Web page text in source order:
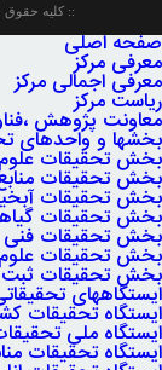
استان
مرکزی
کلیه حقوق
صفحه اصلی
معرفی مرکز
معرفی اجمالی مرکز
ریاست مرکز
معاونت پژوهش
بخشها و واحدهای
بخش تحقیقات علوم
بخش تحقیقات
بخش تحقیقات
بخش تحقیقات
بخش تحقیقات
بخش تحقیقات
بخش تحقیقات ثبت
ایستگاههای
ایستگاه تحقیقات
ایستگاه ملی
ایستگاه تحقیقات